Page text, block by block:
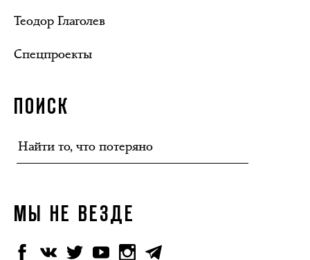
Теодор Глаголев
Спецпроекты
ПОИСК
МЫ НЕ ВЕЗДЕ